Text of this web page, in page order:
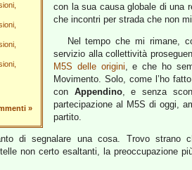
»
con la sua causa globale di una
che incontri per strada che non
Nel tempo che mi rimane,
servizio alla collettività
M5S delle origini, e che ho
Movimento. Solo, come l’ho
con Appendino, e senza
partecipazione al M5S di oggi,
partito.
di segnalare una cosa. Trovo
non certo esaltanti, la preoccupazione